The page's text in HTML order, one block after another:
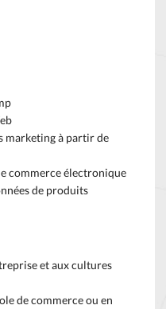
marketing à partir de
commerce électronique
de produits
et aux cultures
de commerce ou en